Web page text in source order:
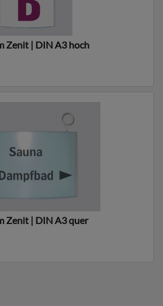
Zenit | DIN A3 hoch
Zenit | DIN A3 quer